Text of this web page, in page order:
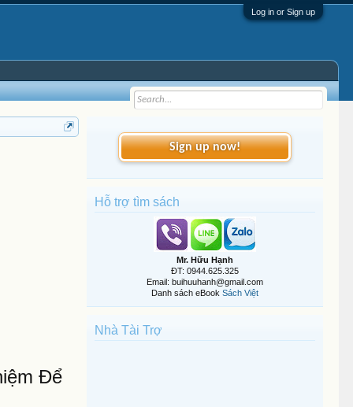
Log in or Sign up
Để
Sign up now!
Hỗ trợ tìm sách
Mr. Hữu Hạnh
ĐT: 0944.625.325
Email: buihuuhanh@gmail.com
Danh sách eBook Sách Việt
Nhà Tài Trợ